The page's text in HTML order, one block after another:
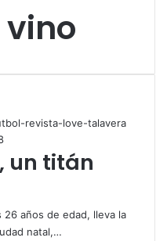
un titán
26 años de edad, lleva la
natal,…